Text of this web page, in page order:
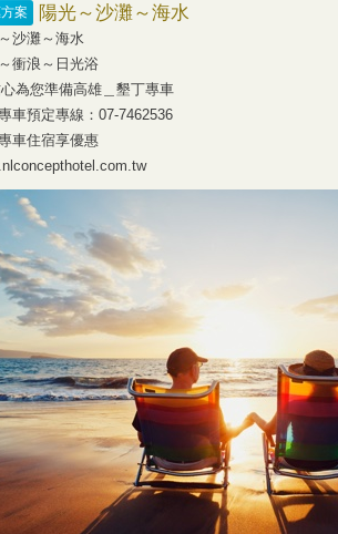
案 陽光～沙灘～海水
沙灘～海水
衝浪～日光浴
心為您準備高雄＿墾丁專車
車預定專線：07-7462536
車住宿享優惠